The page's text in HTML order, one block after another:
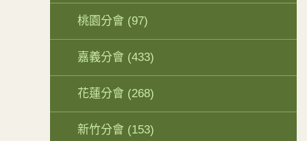
桃園分會 (97)
嘉義分會 (433)
花蓮分會 (268)
新竹分會 (153)